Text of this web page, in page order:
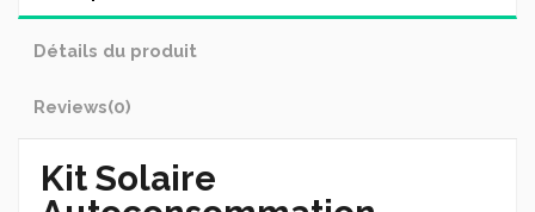
Détails du produit
Reviews(0)
Kit Solaire